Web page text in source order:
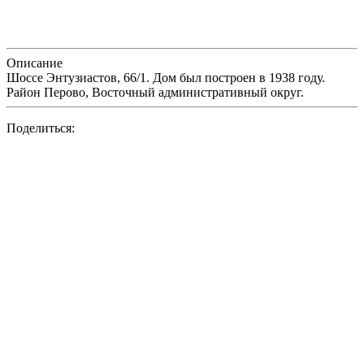
Описание
Шоссе Энтузиастов, 66/1. Дом был построен в 1938 году.
Район Перово, Восточный административный округ.
Поделиться: